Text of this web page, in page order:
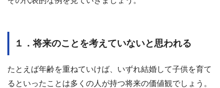
１．将来のことを考えていないと思われる
たとえば年齢を重ねていけば、いずれ結婚して子供を育て
るといったことは多くの人が持つ将来の価値観でしょう。